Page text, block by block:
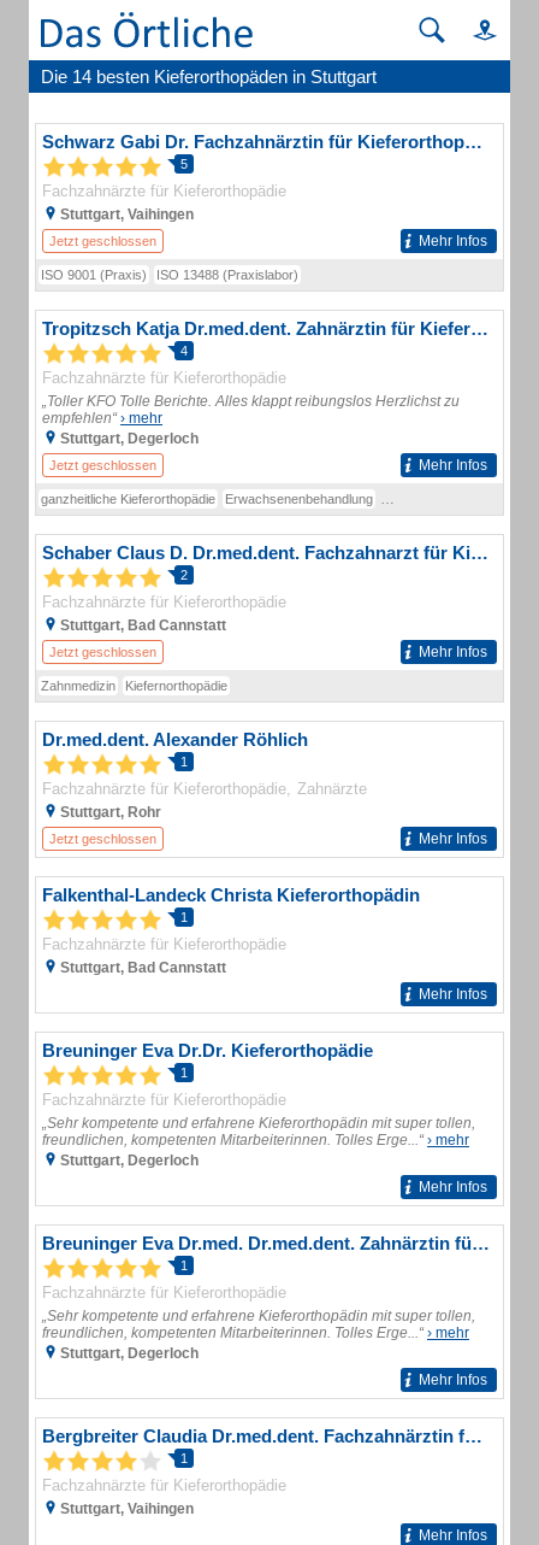
Die 14 besten Kieferorthopäden in Stuttgart
Schwarz Gabi Dr. Fachzahnärztin für Kieferorthopädie
5
Fachzahnärzte für Kieferorthopädie
Stuttgart, Vaihingen
Jetzt geschlossen Mehr Infos
ISO 9001 (Praxis) ISO 13488 (Praxislabor)
Tropitzsch Katja Dr.med.dent. Zahnärztin für Kieferorthopädie
4
Fachzahnärzte für Kieferorthopädie
„Toller KFO Tolle Berichte. Alles klappt reibungslos Herzlichst zu
empfehlen“› mehr
Stuttgart, Degerloch
Jetzt geschlossen Mehr Infos
ganzheitliche Kieferorthopädie Erwachsenenbehandlung
Schaber Claus D. Dr.med.dent. Fachzahnarzt für Kieferorthopädie
2
Fachzahnärzte für Kieferorthopädie
Stuttgart, Bad Cannstatt
Jetzt geschlossen Mehr Infos
Zahnmedizin Kiefernorthopädie
Dr.med.dent. Alexander Röhlich
1
Fachzahnärzte für Kieferorthopädie Zahnärzte
Stuttgart, Rohr
Jetzt geschlossen Mehr Infos
Falkenthal-Landeck Christa Kieferorthopädin
1
Fachzahnärzte für Kieferorthopädie
Stuttgart, Bad Cannstatt
Mehr Infos
Breuninger Eva Dr.Dr. Kieferorthopädie
1
Fachzahnärzte für Kieferorthopädie
„Sehr kompetente und erfahrene Kieferorthopädin mit super tollen,
freundlichen, kompetenten Mitarbeiterinnen. Tolles Erge...“› mehr
Stuttgart, Degerloch
Mehr Infos
Breuninger Eva Dr.med. Dr.med.dent. Zahnärztin für Kieferorthopädie
1
Fachzahnärzte für Kieferorthopädie
„Sehr kompetente und erfahrene Kieferorthopädin mit super tollen,
freundlichen, kompetenten Mitarbeiterinnen. Tolles Erge...“› mehr
Stuttgart, Degerloch
Mehr Infos
Bergbreiter Claudia Dr.med.dent. Fachzahnärztin für Kieferorthopädie
1
Fachzahnärzte für Kieferorthopädie
Stuttgart, Vaihingen
Mehr Infos